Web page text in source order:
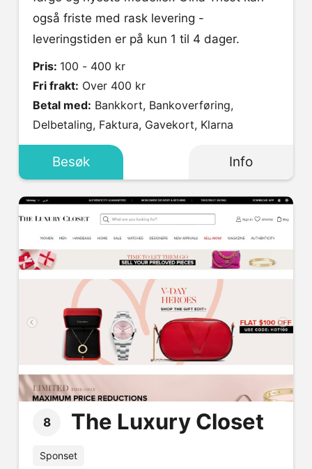
også friste med rask levering -
leveringstiden er på kun 1 til 4 dager.
Pris: 100 - 400 kr
Fri frakt: Over 400 kr
Betal med:
Delbetaling, Faktura, Gavekort, Klarna
Besøk Info
8 The Luxury Closet
Sponset